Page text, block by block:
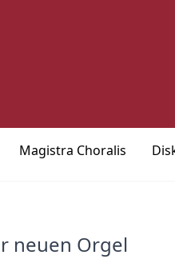
Magistra Choralis
neuen Orgel